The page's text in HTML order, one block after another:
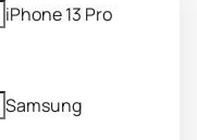
iPhone 13 Pro
Samsung